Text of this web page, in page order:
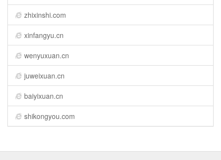
zhixinshi.com
xinfangyu.cn
wenyuxuan.cn
juweixuan.cn
baiyixuan.cn
shikongyou.com